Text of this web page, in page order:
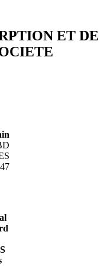
ET DE